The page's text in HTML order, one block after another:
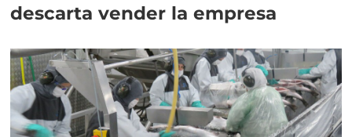
descarta vender la empresa